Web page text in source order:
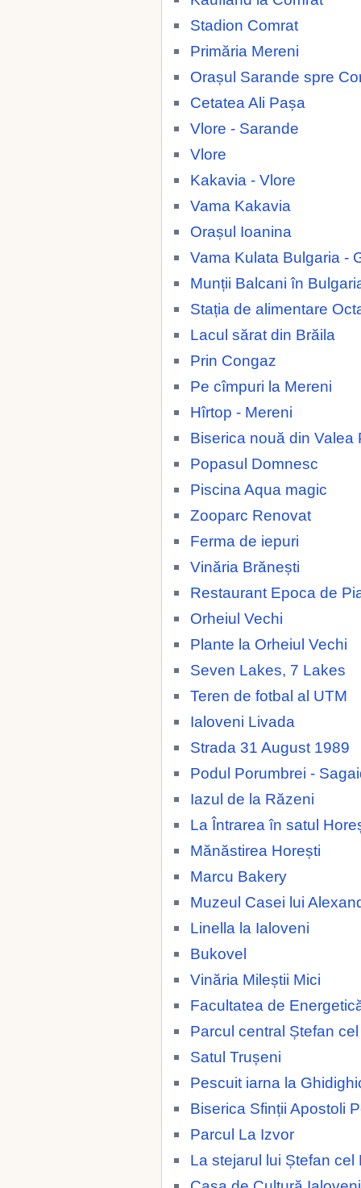
Stadion Comrat
Primăria Mereni
Orașul Sarande spre
Cetatea Ali Pașa
Vlore - Sarande
Vlore
Kakavia - Vlore
Vama Kakavia
Orașul Ioanina
Vama Kulata Bulgaria -
Munții Balcani în
Stația de alimentare
Lacul sărat din Brăila
Prin Congaz
Pe cîmpuri la Mereni
Hîrtop - Mereni
Biserica nouă din Valea
Popasul Domnesc
Piscina Aqua magic
Zooparc Renovat
Ferma de iepuri
Vinăria Brănești
Restaurant Epoca de
Orheiul Vechi
Plante la Orheiul Vechi
Seven Lakes, 7 Lakes
Teren de fotbal al UTM
Ialoveni Livada
Strada 31 August 1989
Podul Porumbrei -
Iazul de la Răzeni
La Întrarea în satul
Mănăstirea Horești
Marcu Bakery
Muzeul Casei lui
Linella la Ialoveni
Bukovel
Vinăria Mileștii Mici
Facultatea de
Parcul central Ștefan
Satul Trușeni
Pescuit iarna la
Biserica Sfinții Apostoli
Parcul La Izvor
La stejarul lui Ștefan cel